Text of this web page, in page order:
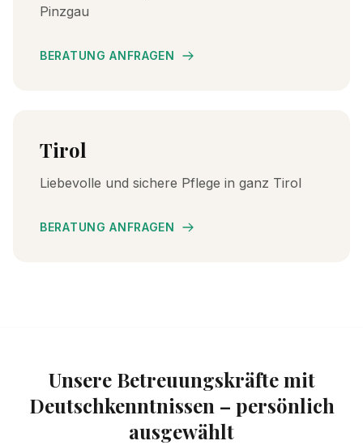
Pinzgau
BERATUNG ANFRAGEN
Tirol
Liebevolle und sichere Pflege in ganz Tirol
BERATUNG ANFRAGEN
Unsere Betreuungskräfte mit
Deutschkenntnissen – persönlich
ausgewählt